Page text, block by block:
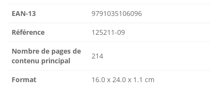
EAN-13 9791035106096
Référence 125211-09
Nombre de pages de
contenu principal
214
Format 16.0 x 24.0 x 1.1 cm